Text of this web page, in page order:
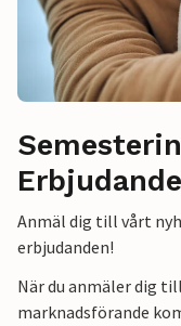
Anmäl dig till vårt
erbjudanden!
När du anmäler dig
marknadsförande